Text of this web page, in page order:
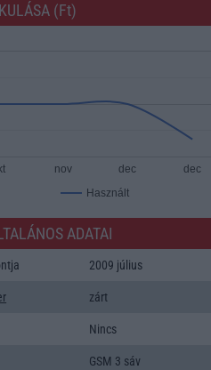
(Ft)
Használt
nov dec dec
ADATAI
2009 július
zárt
Nincs
GSM 3 sáv